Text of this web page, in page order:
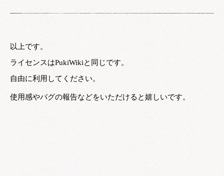
以上です。
ライセンスはPukiWikiと同じです。
自由に利用してください。
使用感やバグの報告などをいただけると嬉しいです。